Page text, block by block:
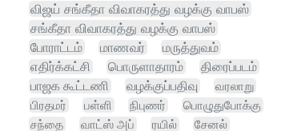
விஜய் சங்கீதா விவாகரத்து வழக்கு வாபஸ்
சங்கீதா விவாகரத்து வழக்கு வாபஸ்
போராட்டம்
மாணவர்
மருத்துவம்
எதிர்க்கட்சி
பொருளாதாரம்
திரைப்படம்
பாஜக கூட்டணி
வழக்குப்பதிவு
வரலாறு
பிரதமர்
பள்ளி நிபுணர்
பொழுதுபோக்கு
சந்தை
வாட்ஸ் அப் ரயில் சேனல்